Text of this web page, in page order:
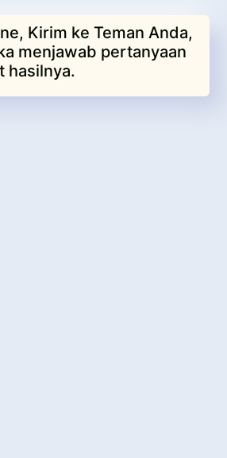
Kirim ke Teman Anda,
menjawab pertanyaan
hasilnya.